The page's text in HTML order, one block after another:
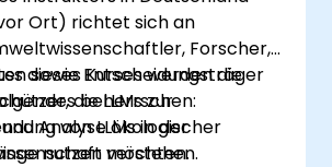
Ort) richtet sich an
Forscher,
sowie Entscheidungsträger
die LLMs zur
Analyse ökologischer
nutzen möchten.
dieses Kurses werden die
beherrschen:
von LLMs in der
verstehen.